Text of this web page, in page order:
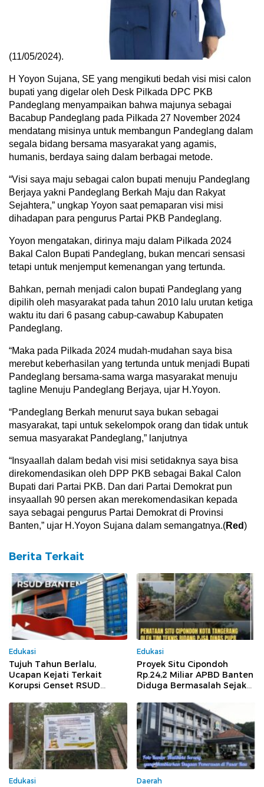
(11/05/2024).
H Yoyon Sujana, SE yang mengikuti bedah visi misi calon
bupati yang digelar oleh Desk Pilkada DPC PKB
Pandeglang menyampaikan bahwa majunya sebagai
Bacabup Pandeglang pada Pilkada 27 November 2024
mendatang misinya untuk membangun Pandeglang dalam
segala bidang bersama masyarakat yang agamis,
humanis, berdaya saing dalam berbagai metode.
“Visi saya maju sebagai calon bupati menuju Pandeglang
Berjaya yakni Pandeglang Berkah Maju dan Rakyat
Sejahtera,” ungkap Yoyon saat pemaparan visi misi
dihadapan para pengurus Partai PKB Pandeglang.
Yoyon mengatakan, dirinya maju dalam Pilkada 2024
Bakal Calon Bupati Pandeglang, bukan mencari sensasi
tetapi untuk menjemput kemenangan yang tertunda.
Bahkan, pernah menjadi calon bupati Pandeglang yang
dipilih oleh masyarakat pada tahun 2010 lalu urutan ketiga
waktu itu dari 6 pasang cabup-cawabup Kabupaten
Pandeglang.
“Maka pada Pilkada 2024 mudah-mudahan saya bisa
merebut keberhasilan yang tertunda untuk menjadi Bupati
Pandeglang bersama-sama warga masyarakat menuju
tagline Menuju Pandeglang Berjaya, ujar H.Yoyon.
“Pandeglang Berkah menurut saya bukan sebagai
masyarakat, tapi untuk sekelompok orang dan tidak untuk
semua masyarakat Pandeglang,” lanjutnya
“Insyaallah dalam bedah visi misi setidaknya saya bisa
direkomendasikan oleh DPP PKB sebagai Bakal Calon
Bupati dari Partai PKB. Dan dari Partai Demokrat pun
insyaallah 90 persen akan merekomendasikan kepada
saya sebagai pengurus Partai Demokrat di Provinsi
Banten,” ujar H.Yoyon Sujana dalam semangatnya.(Red)
Berita Terkait
Edukasi
Tujuh Tahun Berlalu,
Ucapan Kejati Terkait
Korupsi Genset RSUD
Melenggang Bebas Tak
Tersentuh Hukum
Edukasi
Proyek Situ Cipondoh
Rp.24,2 Miliar APBD Banten
Diduga Bermasalah Sejak
Pelaksanaan
Edukasi Daerah